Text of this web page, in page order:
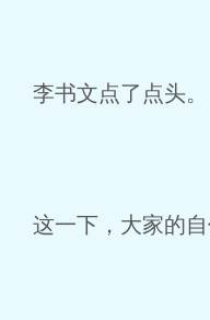
李书文点了点头。
这一下，大家的自